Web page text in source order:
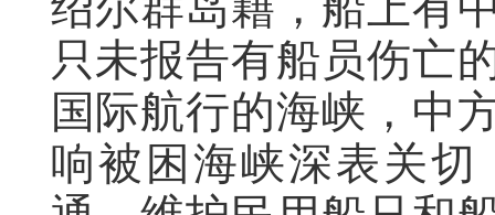
只未报告有船员伤亡
国际航行的海峡，中
响被困海峡深表关